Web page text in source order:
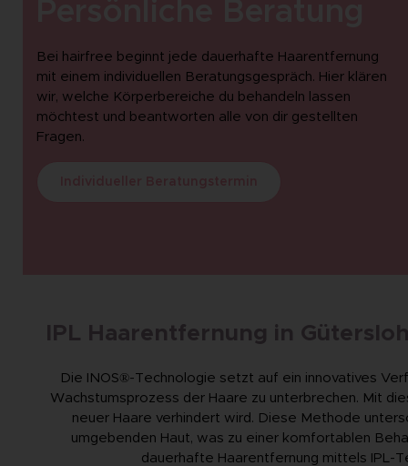
Bei hairfree beginnt jede dauerhafte Haarentfernung
mit einem individuellen Beratungsgespräch. Hier klären
wir, welche Körperbereiche du behandeln lassen
möchtest und beantworten alle von dir gestellten
Fragen.
IPL Haarentfernung in
Die INOS®-Technologie setzt auf ein innovatives
Wachstumsprozess der Haare zu unterbrechen. Mit
neuer Haare verhindert wird. Diese Methode
umgebenden Haut, was zu einer komfortablen
dauerhafte Haarentfernung mittels IPL-